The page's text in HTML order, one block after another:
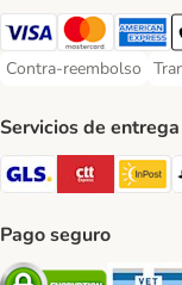
Visa Payment Method
Mastercard
Contra-reembolso
Contra-reembolso
Servicios de entrega
GLS Shipping
Pago seguro
Security